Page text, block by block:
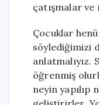
çatışmalar ve
Çocuklar
söylediğimizi
anlatmalıyız.
öğrenmiş
neyin yapılıp